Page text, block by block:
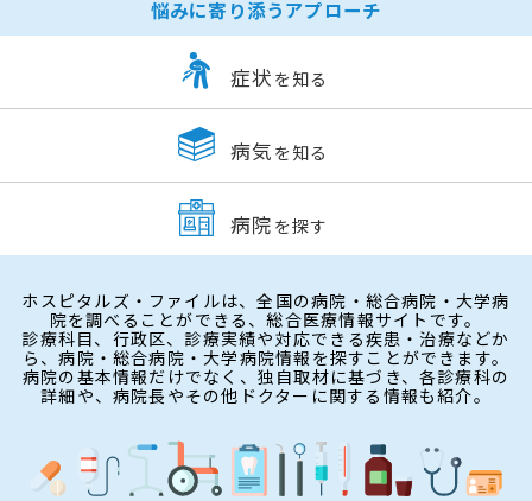
悩みに寄り添うアプローチ
症状 を知る
病気 を知る
病院 を探す
ホスピタルズ・ファイルは、全国の病院・総合病院・大学病
院を調べることができる、総合医療情報サイトです。
診療科目、行政区、診療実績や対応できる疾患・治療などか
ら、病院・総合病院・大学病院情報を探すことができます。
病院の基本情報だけでなく、独自取材に基づき、各診療科の
詳細や、病院長やその他ドクターに関する情報も紹介。